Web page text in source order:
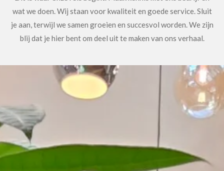
wat we doen. Wij staan voor kwaliteit en goede service. Sluit
je aan, terwijl we samen groeien en succesvol worden. We zijn
blij dat je hier bent om deel uit te maken van ons verhaal.